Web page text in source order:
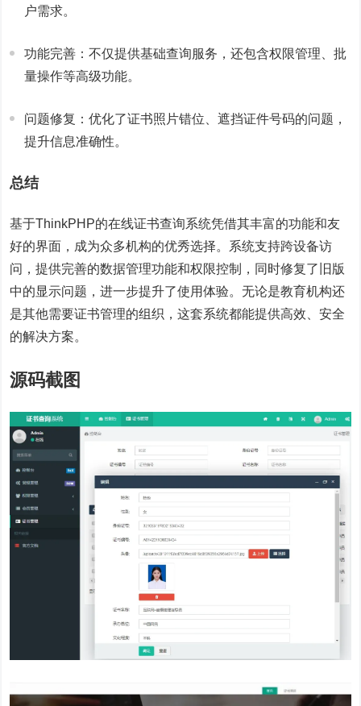
户需求。
功能完善：不仅提供基础查询服务，还包含权限管理、批
量操作等高级功能。
问题修复：优化了证书照片错位、遮挡证件号码的问题，
提升信息准确性。
总结
基于ThinkPHP的在线证书查询系统凭借其丰富的功能和友
好的界面，成为众多机构的优秀选择。系统支持跨设备访
问，提供完善的数据管理功能和权限控制，同时修复了旧版
中的显示问题，进一步提升了使用体验。无论是教育机构还
是其他需要证书管理的组织，这套系统都能提供高效、安全
的解决方案。
源码截图